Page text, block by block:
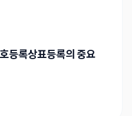
등록상표등록의 중요